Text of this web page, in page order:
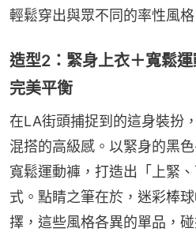
輕鬆穿出與眾不同的率性風格
造型2：緊身上衣＋寬鬆
完美平衡
在LA街頭捕捉到的這身裝扮
混搭的高級感。以緊身的黑
寬鬆運動褲，打造出「上緊
式。點睛之筆在於，迷彩棒
擇，這些風格各異的單品，